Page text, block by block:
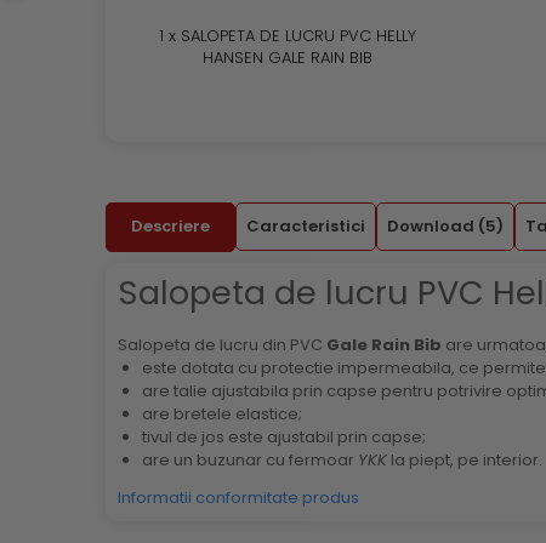
1 x SALOPETA DE LUCRU PVC HELLY
HANSEN GALE RAIN BIB
Descriere Caracteristici Download (5)
Salopeta de lucru PVC
Salopeta de lucru din PVC Gale Rain Bib are
este dotata cu protectie impermeabila, ce permite
are talie ajustabila prin capse pentru potrivire
are bretele elastice;
tivul de jos este ajustabil prin capse;
are un buzunar cu fermoar YKK la piept, pe interior.
Informatii conformitate produs